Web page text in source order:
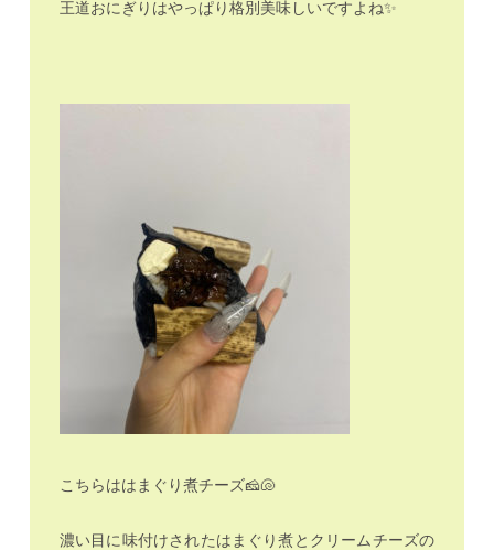
王道おにぎりはやっぱり格別美味しいですよね✨
こちらははまぐり煮チーズ🧀🐚
濃い目に味付けされたはまぐり煮とクリームチーズの